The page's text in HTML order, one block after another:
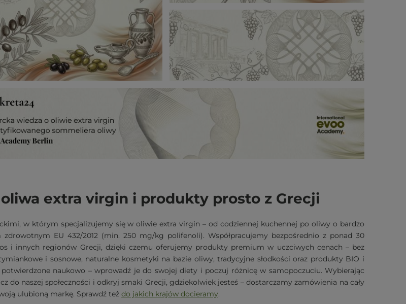
extra virgin i produkty prosto z Grecji
w którym specjalizujemy się w oliwie extra virgin – od codziennej kuchennej po oliwy o bardzo
EU 432/2012 (min. 250 mg/kg polifenoli). Współpracujemy bezpośrednio z ponad 30
i innych regionów Grecji, dzięki czemu oferujemy produkty premium w uczciwych cenach – bez
i sosnowe, naturalne kosmetyki na bazie oliwy, tradycyjne słodkości oraz produkty BIO i
naukowo – wprowadź je do swojej diety i poczuj różnicę w samopoczuciu. Wybierając
do naszej społeczności i odkryj smaki Grecji, gdziekolwiek jesteś – dostarczamy zamówienia na cały
ulubioną markę. Sprawdź też do jakich krajów docieramy.